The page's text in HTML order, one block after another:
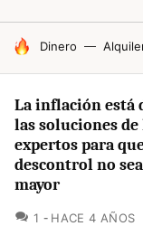
HOY SE HABLA DE
Dinero
La inflación está
las soluciones de
expertos para
descontrol no
mayor
1 COMENTARIOS
HACE 4 AÑOS